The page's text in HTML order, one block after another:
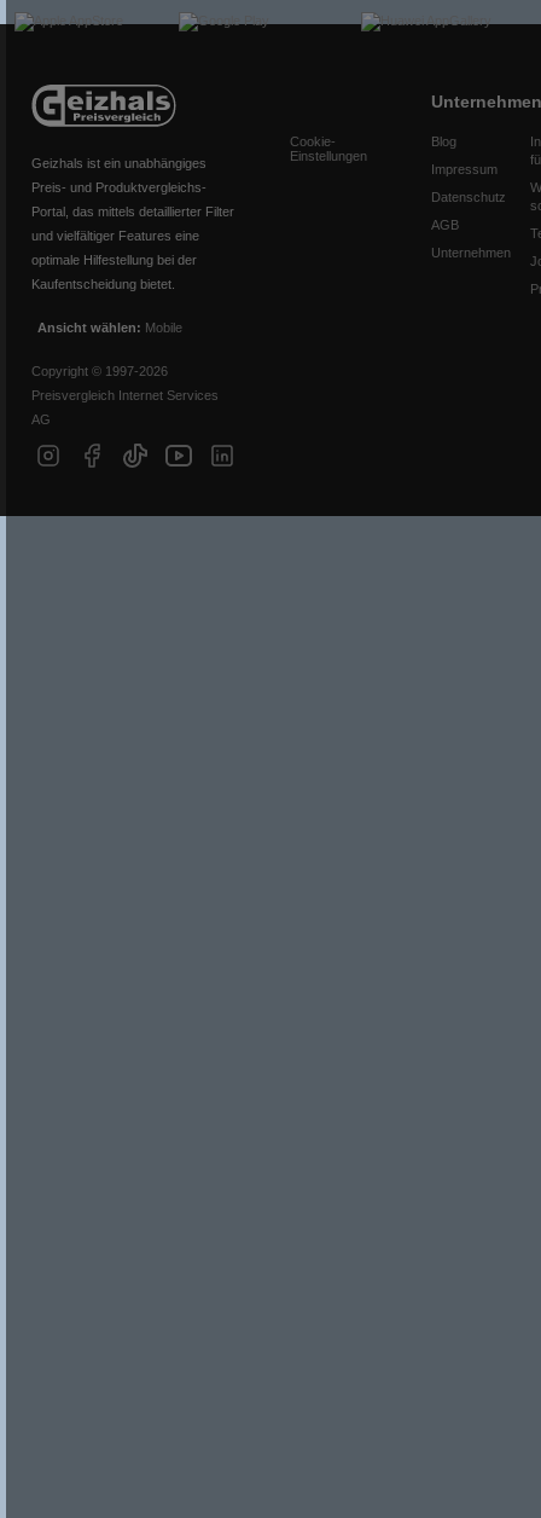
Geizhals ist ein unabhängiges
Preis- und Produktvergleichs-
Portal, das mittels detaillierter Filter
und vielfältiger Features eine
optimale Hilfestellung bei der
Kaufentscheidung bietet.
Ansicht wählen: Mobile
Copyright © 1997-2026
Preisvergleich Internet Services
AG
Cookie-
Einstellungen
Unternehmen
Blog
Impressum
Datenschutz
AGB
Unternehmen